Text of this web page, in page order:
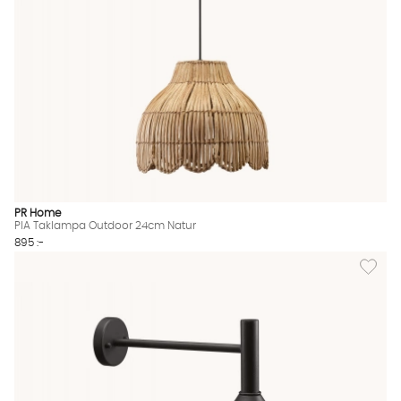
PR Home
PIA Taklampa Outdoor 24cm Natur
895 :-
Lägg